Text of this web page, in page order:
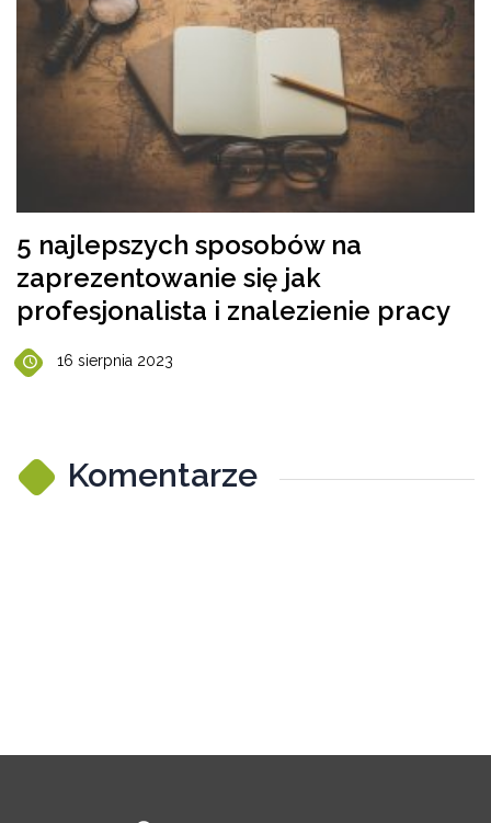
5 najlepszych sposobów na
zaprezentowanie się jak
profesjonalista i znalezienie pracy
16 sierpnia 2023
Komentarze